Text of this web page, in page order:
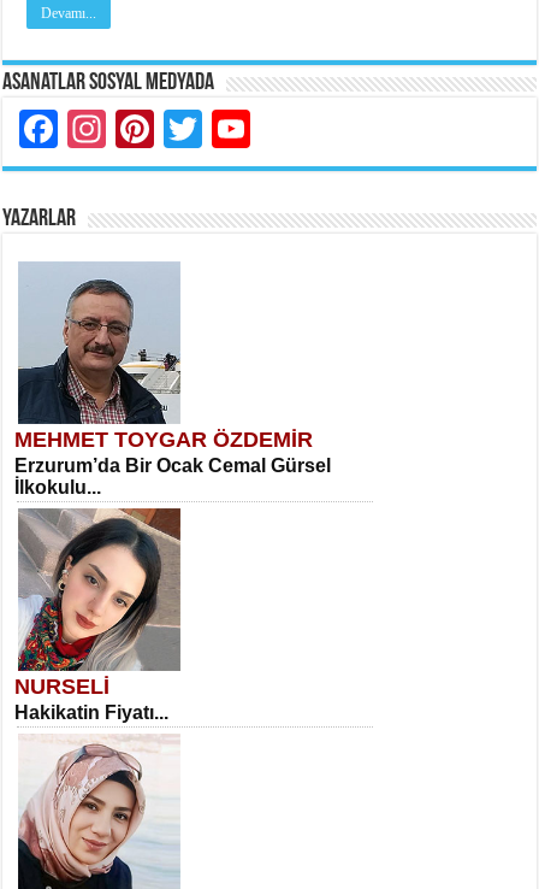
Devamı...
Asanatlar Sosyal Medyada
Facebook
Instagram
Pinterest
Twitter
YAZARLAR
MEHMET TOYGAR ÖZDEMİR
Erzurum’da Bir Ocak Cemal Gürsel
İlkokulu...
NURSELİ
Hakikatin Fiyatı...